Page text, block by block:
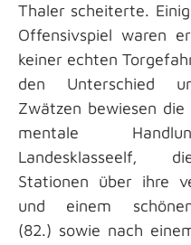
Thaler scheiterte.
Offensivspiel waren
keiner echten
den Unterschied
Zwätzen bewiesen
mentale
Stationen über ihre
und einem
(82.) sowie nach